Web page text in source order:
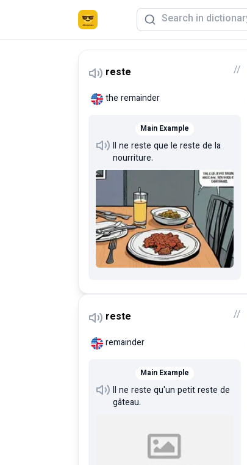
reste //
the remainder
Main Example
Il ne reste que le reste de la
nourriture.
reste //
remainder
Main Example
Il ne reste qu'un petit reste de
gâteau.